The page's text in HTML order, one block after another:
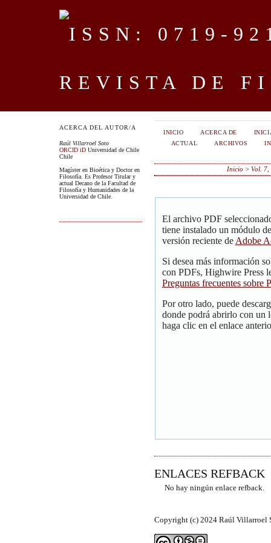
REVISTA DE
ACERCA DEL AUTOR/A
Raúl Villarroel Soto
ORCID iD Universidad de Chile
Chile
Magíster en Bioética y Doctor en
Filosofía. Es Profesor Titular y
actual Decano de la Facultad de
Filosofía y Humanidades de la
Universidad de Chile.
INICIO ACERCA DE
ACTUAL
ARCHIVOS
Inicio> Vol. 7,
El archivo PDF
tiene instalado un módulo
versión reciente de Adobe
Si desea más información
con PDFs, Highwire Press
Preguntas frecuentes sobre
Por otro lado, puede
donde podrá abrirlo con un
haga clic en el enlace
ENLACES REFBACK
No hay ningún enlace refback.
Copyright (c) 2024 Raúl Villarroel